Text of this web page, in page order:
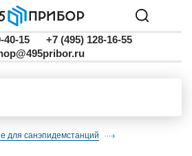
40-15
+7 (495) 128-16-55
для санэпидемстанций